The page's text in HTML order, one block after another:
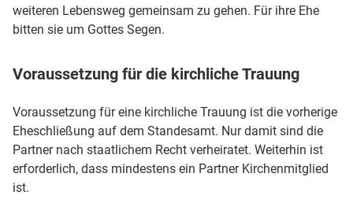
weiteren Lebensweg gemeinsam zu gehen. Für ihre Ehe
bitten sie um Gottes Segen.
Voraussetzung für die kirchliche Trauung
Voraussetzung für eine kirchliche Trauung ist die vorherige
Eheschließung auf dem Standesamt. Nur damit sind die
Partner nach staatlichem Recht verheiratet. Weiterhin ist
erforderlich, dass mindestens ein Partner Kirchenmitglied
ist.